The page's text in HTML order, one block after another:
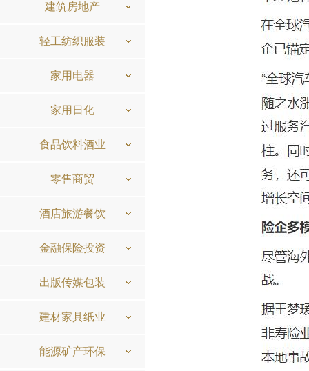
建筑房地产
轻工纺织服装
家用电器
家用日化
食品饮料酒业
零售商贸
酒店旅游餐饮
金融保险投资
出版传媒包装
建材家具纸业
能源矿产环保